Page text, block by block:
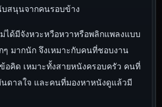
สนุนจากคนรอบข้าง
ได้มีจังหวะหวือหวาหรือพลิกแพลงแบบ
มากนัก จึงเหมาะกับคนที่ชอบงาน
คิด เหมาะทั้งสายหนังครอบครัว คนที่
นดาลใจ และคนที่มองหาหนังดูแล้วมี